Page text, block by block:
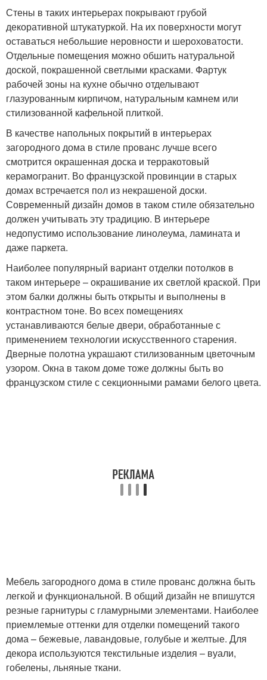
Стены в таких интерьерах покрывают грубой
декоративной штукатуркой. На их поверхности могут
оставаться небольшие неровности и шероховатости.
Отдельные помещения можно обшить натуральной
доской, покрашенной светлыми красками. Фартук
рабочей зоны на кухне обычно отделывают
глазурованным кирпичом, натуральным камнем или
стилизованной кафельной плиткой.
В качестве напольных покрытий в интерьерах
загородного дома в стиле прованс лучше всего
смотрится окрашенная доска и терракотовый
керамогранит. Во французской провинции в старых
домах встречается пол из некрашеной доски.
Современный дизайн домов в таком стиле обязательно
должен учитывать эту традицию. В интерьере
недопустимо использование линолеума, ламината и
даже паркета.
Наиболее популярный вариант отделки потолков в
таком интерьере – окрашивание их светлой краской. При
этом балки должны быть открыты и выполнены в
контрастном тоне. Во всех помещениях
устанавливаются белые двери, обработанные с
применением технологии искусственного старения.
Дверные полотна украшают стилизованным цветочным
узором. Окна в таком доме тоже должны быть во
французском стиле с секционными рамами белого цвета.
Мебель загородного дома в стиле прованс должна быть
легкой и функциональной. В общий дизайн не впишутся
резные гарнитуры с гламурными элементами. Наиболее
приемлемые оттенки для отделки помещений такого
дома – бежевые, лавандовые, голубые и желтые. Для
декора используются текстильные изделия – вуали,
гобелены, льняные ткани.